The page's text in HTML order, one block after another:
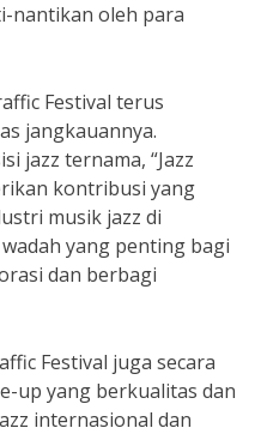
nantikan oleh para
Festival terus
jangkauannya.
jazz ternama, “Jazz
kontribusi yang
musik jazz di
yang penting bagi
dan berbagi
Festival juga secara
up yang berkualitas dan
internasional dan